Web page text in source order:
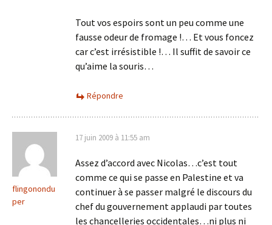
Tout vos espoirs sont un peu comme une
fausse odeur de fromage !… Et vous foncez
car c’est irrésistible !… Il suffit de savoir ce
qu’aime la souris…
Répondre
flingonondu
per
17 juin 2009 à 11:55 am
Assez d’accord avec Nicolas…c’est tout
comme ce qui se passe en Palestine et va
continuer à se passer malgré le discours du
chef du gouvernement applaudi par toutes
les chancelleries occidentales…ni plus ni